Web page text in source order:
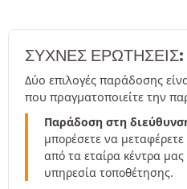
ΣΥΧΝΈΣ
Δύο επιλογές παράδοσης
που πραγματοποιείτε την
Παράδοση στη
μπορέσετε να
από τα εταίρα κέντρα
υπηρεσία τοποθέτησης.